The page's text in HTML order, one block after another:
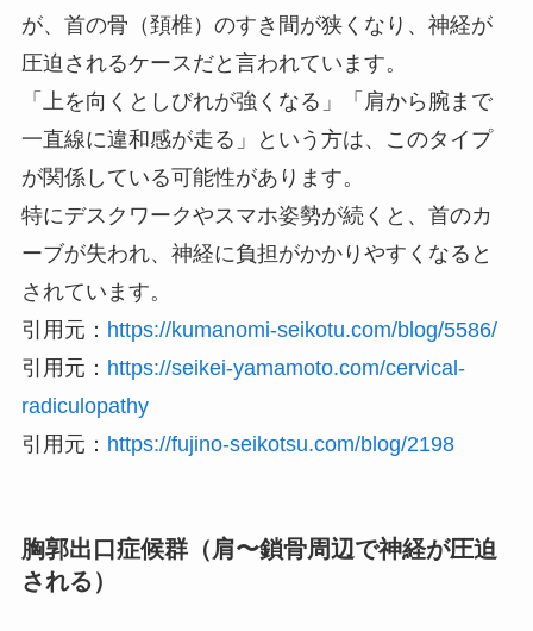
が、首の骨（頚椎）のすき間が狭くなり、神経が
圧迫されるケースだと言われています。
「上を向くとしびれが強くなる」「肩から腕まで
一直線に違和感が走る」という方は、このタイプ
が関係している可能性があります。
特にデスクワークやスマホ姿勢が続くと、首のカ
ーブが失われ、神経に負担がかかりやすくなると
されています。
引用元： https://kumanomi-seikotu.com/blog/5586/
引用元： https://seikei-yamamoto.com/cervical-
radiculopathy
引用元： https://fujino-seikotsu.com/blog/2198
胸郭出口症候群（肩〜鎖骨周辺で神経が圧迫
される）